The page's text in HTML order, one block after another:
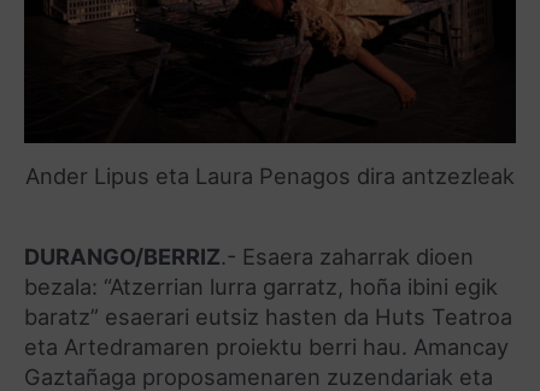
Ander Lipus eta Laura Penagos dira antzezleak
DURANGO/BERRIZ.- Esaera zaharrak dioen
bezala: “Atzerrian lurra garratz, hoña ibini egik
baratz” esaerari eutsiz hasten da Huts Teatroa
eta Artedramaren proiektu berri hau. Amancay
Gaztañaga proposamenaren zuzendariak eta